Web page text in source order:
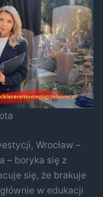
Wrocław –
– boryka się z
się, że brakuje
w edukacji